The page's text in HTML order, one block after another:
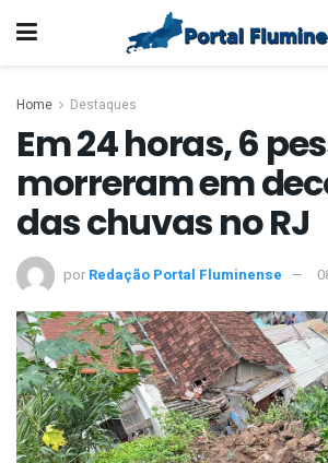
Home Destaques
Em 24 horas, 6
morreram em
das chuvas no RJ
por Redação Portal Fluminense